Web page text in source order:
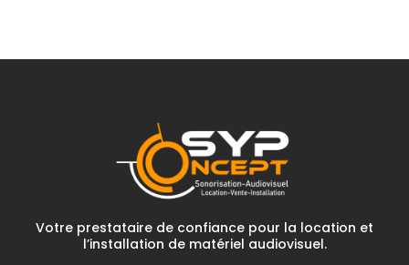
Votre prestataire de confiance pour la location et
l’installation de matériel audiovisuel.